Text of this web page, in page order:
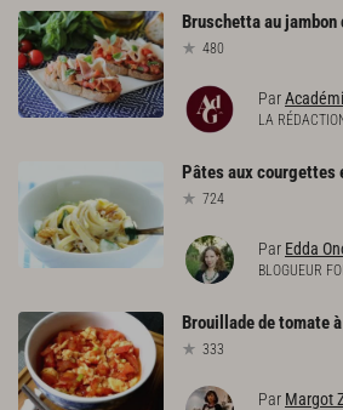
Bruschettaaujambon
480
Par
LA
Pâtesauxcourgettes
724
Par Edda
BLOGUEUR
Brouilladedetomateà
333
Par Margot